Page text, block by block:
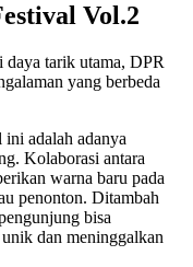
Vol.2
daya tarik utama, DPR
yang berbeda
adalah adanya
Kolaborasi antara
warna baru pada
penonton. Ditambah
bisa
dan meninggalkan